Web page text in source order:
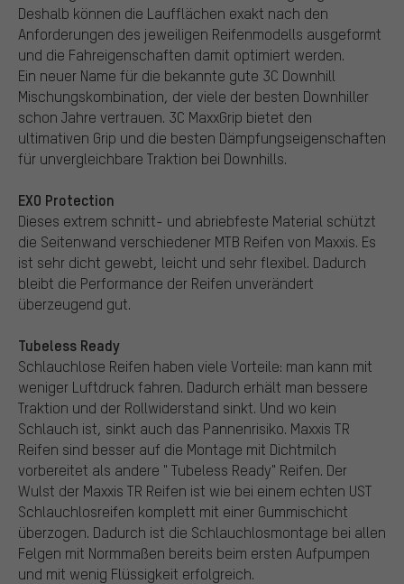
Deshalb können die Laufflächen exakt nach den
Anforderungen des jeweiligen Reifenmodells ausgeformt
und die Fahreigenschaften damit optimiert werden.
Ein neuer Name für die bekannte gute 3C Downhill
Mischungskombination, der viele der besten Downhiller
schon Jahre vertrauen. 3C MaxxGrip bietet den
ultimativen Grip und die besten Dämpfungseigenschaften
für unvergleichbare Traktion bei Downhills.
EXO Protection
Dieses extrem schnitt- und abriebfeste Material schützt
die Seitenwand verschiedener MTB Reifen von Maxxis. Es
ist sehr dicht gewebt, leicht und sehr flexibel. Dadurch
bleibt die Performance der Reifen unverändert
überzeugend gut.
Tubeless Ready
Schlauchlose Reifen haben viele Vorteile: man kann mit
weniger Luftdruck fahren. Dadurch erhält man bessere
Traktion und der Rollwiderstand sinkt. Und wo kein
Schlauch ist, sinkt auch das Pannenrisiko. Maxxis TR
Reifen sind besser auf die Montage mit Dichtmilch
vorbereitet als andere " Tubeless Ready" Reifen. Der
Wulst der Maxxis TR Reifen ist wie bei einem echten UST
Schlauchlosreifen komplett mit einer Gummischicht
überzogen. Dadurch ist die Schlauchlosmontage bei allen
Felgen mit Normmaßen bereits beim ersten Aufpumpen
und mit wenig Flüssigkeit erfolgreich.